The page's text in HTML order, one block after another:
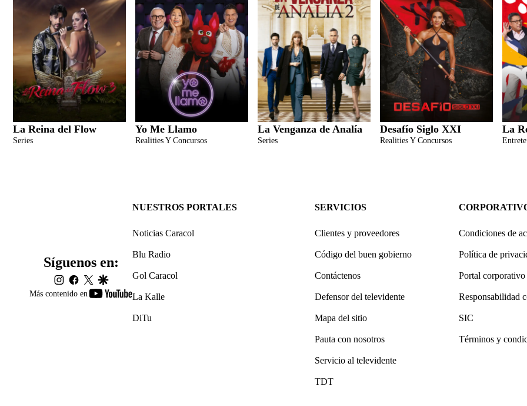
La Reina del Flow
Series
Yo Me Llamo
Realities Y Concursos
La Venganza de Analía
Series
Desafío Siglo XXI
Realities Y Concursos
La
Más contenido en
youtube-
Síguenos en:
instagram
facebook
twittergoogle
NUESTROS PORTALES
Noticias Caracol
Blu Radio
Gol Caracol
La Kalle
DiTu
SERVICIOS
Clientes y proveedores
Código del buen gobierno
Contáctenos
Defensor del televidente
Mapa del sitio
Pauta con nosotros
Servicio al televidente
TDT
Condiciones de
Política de
Portal corporativo
Responsabilidad
SIC
Términos y